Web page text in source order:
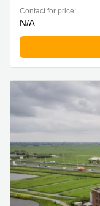
Contact for price:
N/A